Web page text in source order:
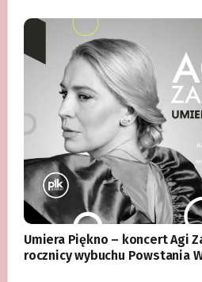
Umiera Piękno – koncert Agi
rocznicy wybuchu Powstania